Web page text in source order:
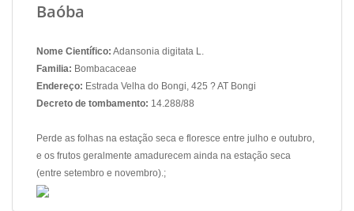
Baóba
Nome Científico: Adansonia digitata L.
Familia: Bombacaceae
Endereço: Estrada Velha do Bongi, 425 ? AT Bongi
Decreto de tombamento: 14.288/88
Perde as folhas na estação seca e floresce entre julho e outubro,
e os frutos geralmente amadurecem ainda na estação seca
(entre setembro e novembro).;